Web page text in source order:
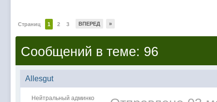
Страниц 1 2 3 ВПЕРЕД »
Сообщений в теме: 96
Allesgut
Нейтральный админко